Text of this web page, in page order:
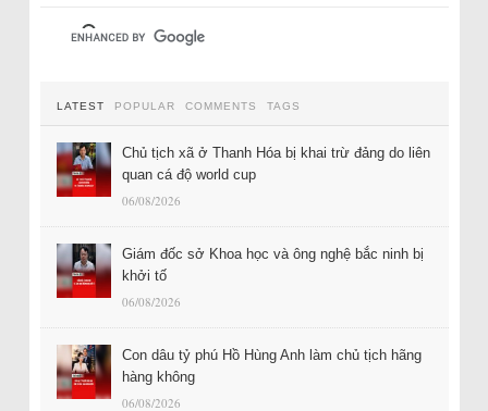
LATEST POPULAR COMMENTS TAGS
Chủ tịch xã ở Thanh Hóa bị khai trừ đảng do liên
quan cá độ world cup
06/08/2026
Giám đốc sở Khoa học và ông nghệ bắc ninh bị
khởi tố
06/08/2026
Con dâu tỷ phú Hồ Hùng Anh làm chủ tịch hãng
hàng không
06/08/2026